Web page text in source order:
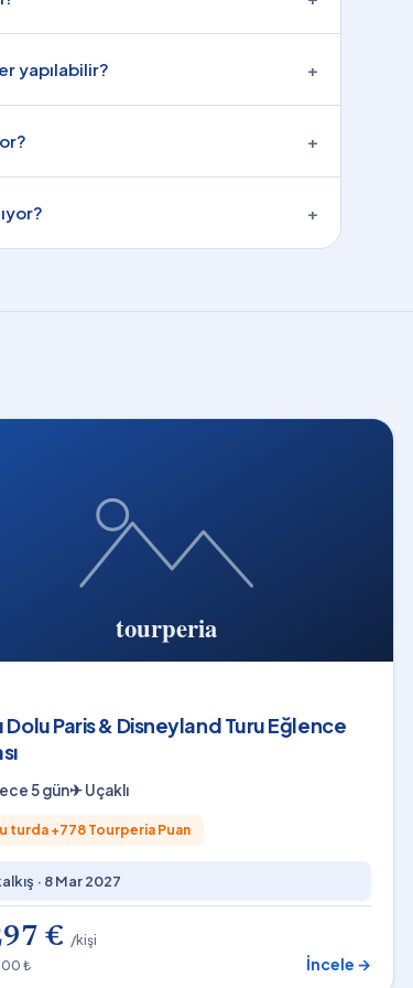
yapılabilir? +
+
+
Dolu Paris & Disneyland Turu Eğlence
5 gün✈Uçaklı
turda +778Tourperia Puan
· 8 Mar 2027
€ /kişi
₺
İncele →